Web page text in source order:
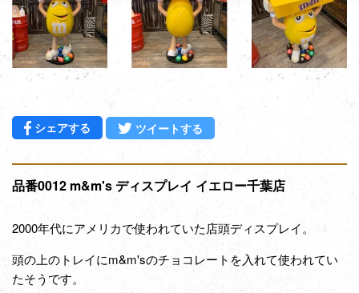
シェアする Facebookでシェアする
ツイートする
品番0012 m&m's ディスプレイ イエロー千葉店
2000年代にアメリカで使われていた店頭ディスプレイ。
頭の上のトレイにm&m'sのチョコレートを入れて使われてい
たそうです。